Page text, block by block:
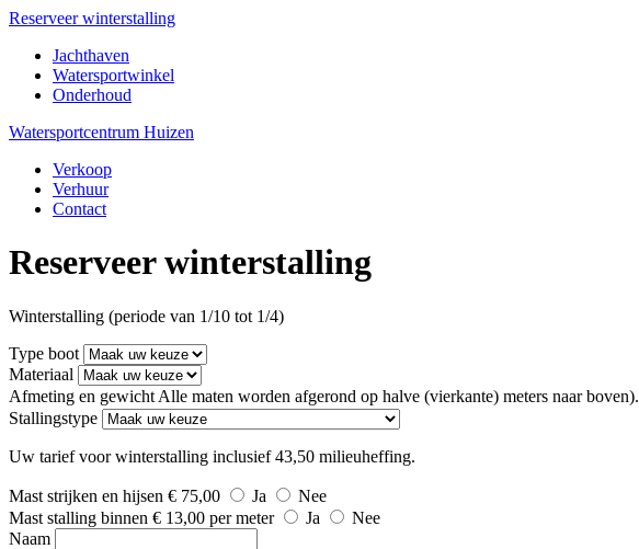
Reserveer winterstalling
Jachthaven
Watersportwinkel
Onderhoud
Watersportcentrum Huizen
Verkoop
Verhuur
Contact
Reserveer winterstalling
Winterstalling (periode van 1/10 tot 1/4)
Type boot
Materiaal
Afmeting en gewicht Alle maten worden afgerond op halve (vierkante) meters naar boven).
Stallingstype
Uw tarief voor winterstalling inclusief 43,50 milieuheffing.
Mast strijken en hijsen € 75,00 Ja
Nee
Mast stalling binnen € 13,00 per meter Ja
Nee
Naam